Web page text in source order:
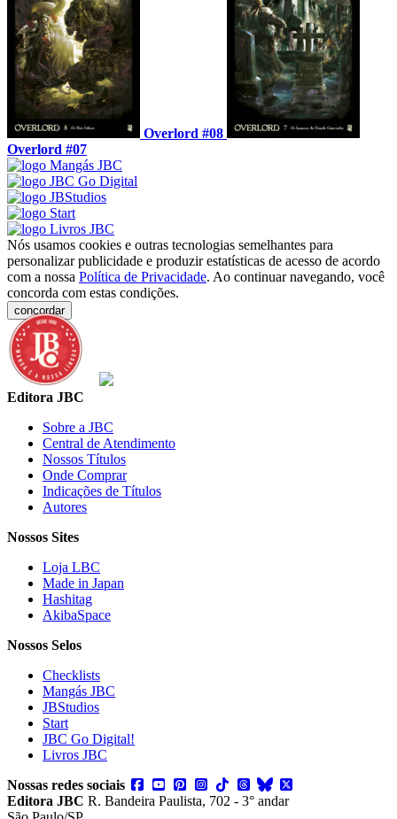
Overlord #08
Overlord #07
Nós usamos cookies e outras tecnologias semelhantes para
personalizar publicidade e produzir estatísticas de acesso de acordo
com a nossa Política de Privacidade. Ao continuar navegando, você
concorda com estas condições.
concordar
Editora JBC
Sobre a JBC
Central de Atendimento
Nossos Títulos
Onde Comprar
Indicações de Títulos
Autores
Nossos Sites
Loja LBC
Made in Japan
Hashitag
AkibaSpace
Nossos Selos
Checklists
Mangás JBC
JBStudios
Start
JBC Go Digital!
Livros JBC
Nossas redes sociais
Editora JBC R. Bandeira Paulista, 702 - 3° andar